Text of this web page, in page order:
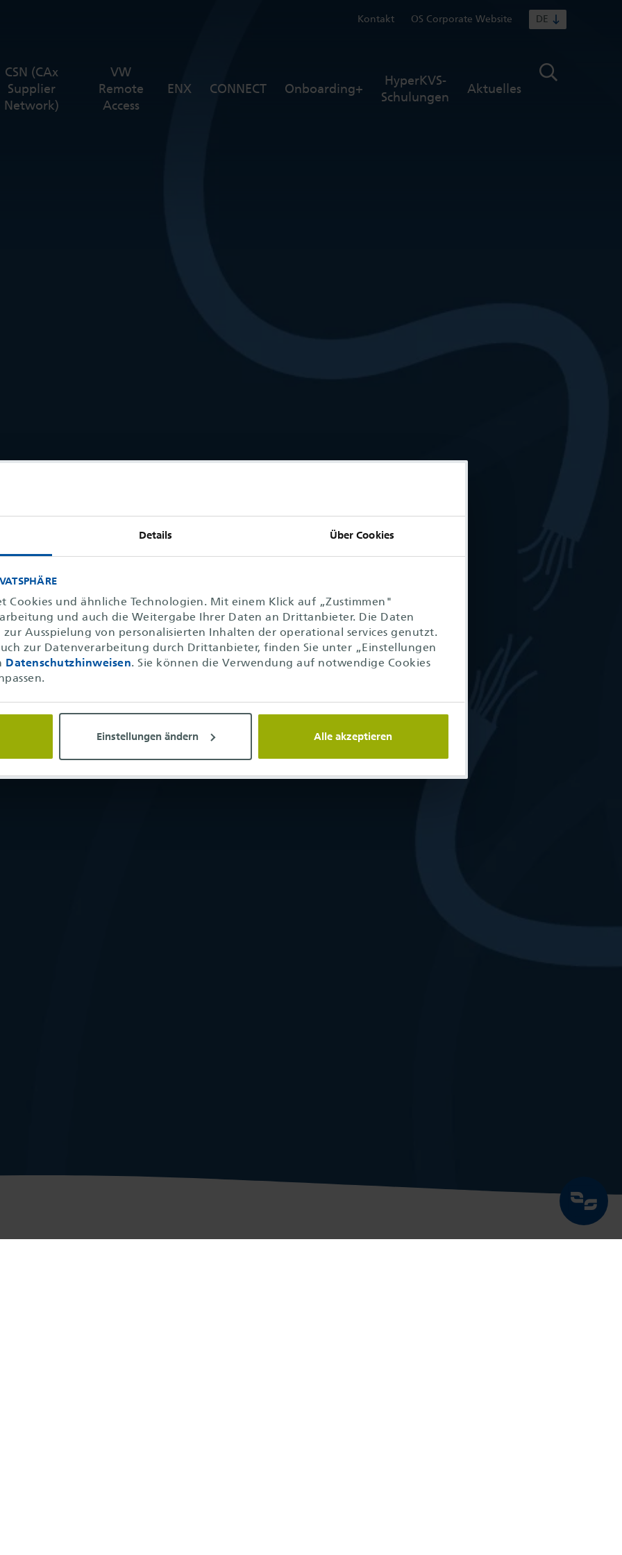
Details Über Cookies
Cookies und ähnliche Technologien. Mit einem Klick auf „Zustimmen"
und auch die Weitergabe Ihrer Daten an Drittanbieter. Die Daten
Ausspielung von personalisierten Inhalten der operational services genutzt.
zur Datenverarbeitung durch Drittanbieter, finden Sie unter „Einstellungen
Datenschutzhinweisen. Sie können die Verwendung auf notwendige Cookies
Einstellungen ändern Alle akzeptieren
CSN (CAx
Supplier
Network)
VW
Remote
Access
ENX CONNECT Onboarding+
HyperKVS-
Schulungen
Aktuelles
Kontakt OS Corporate Website DE